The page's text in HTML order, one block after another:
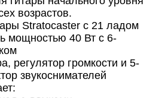
возрастов.
Stratocaster с 21 ладом
мощностью 40 Вт с 6-
регулятор громкости и 5-
звукоснимателей